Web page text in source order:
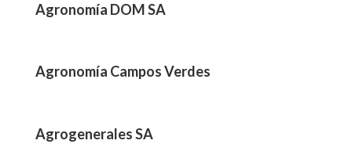
Agronomía DOM SA
Agronomía Campos Verdes
Agrogenerales SA